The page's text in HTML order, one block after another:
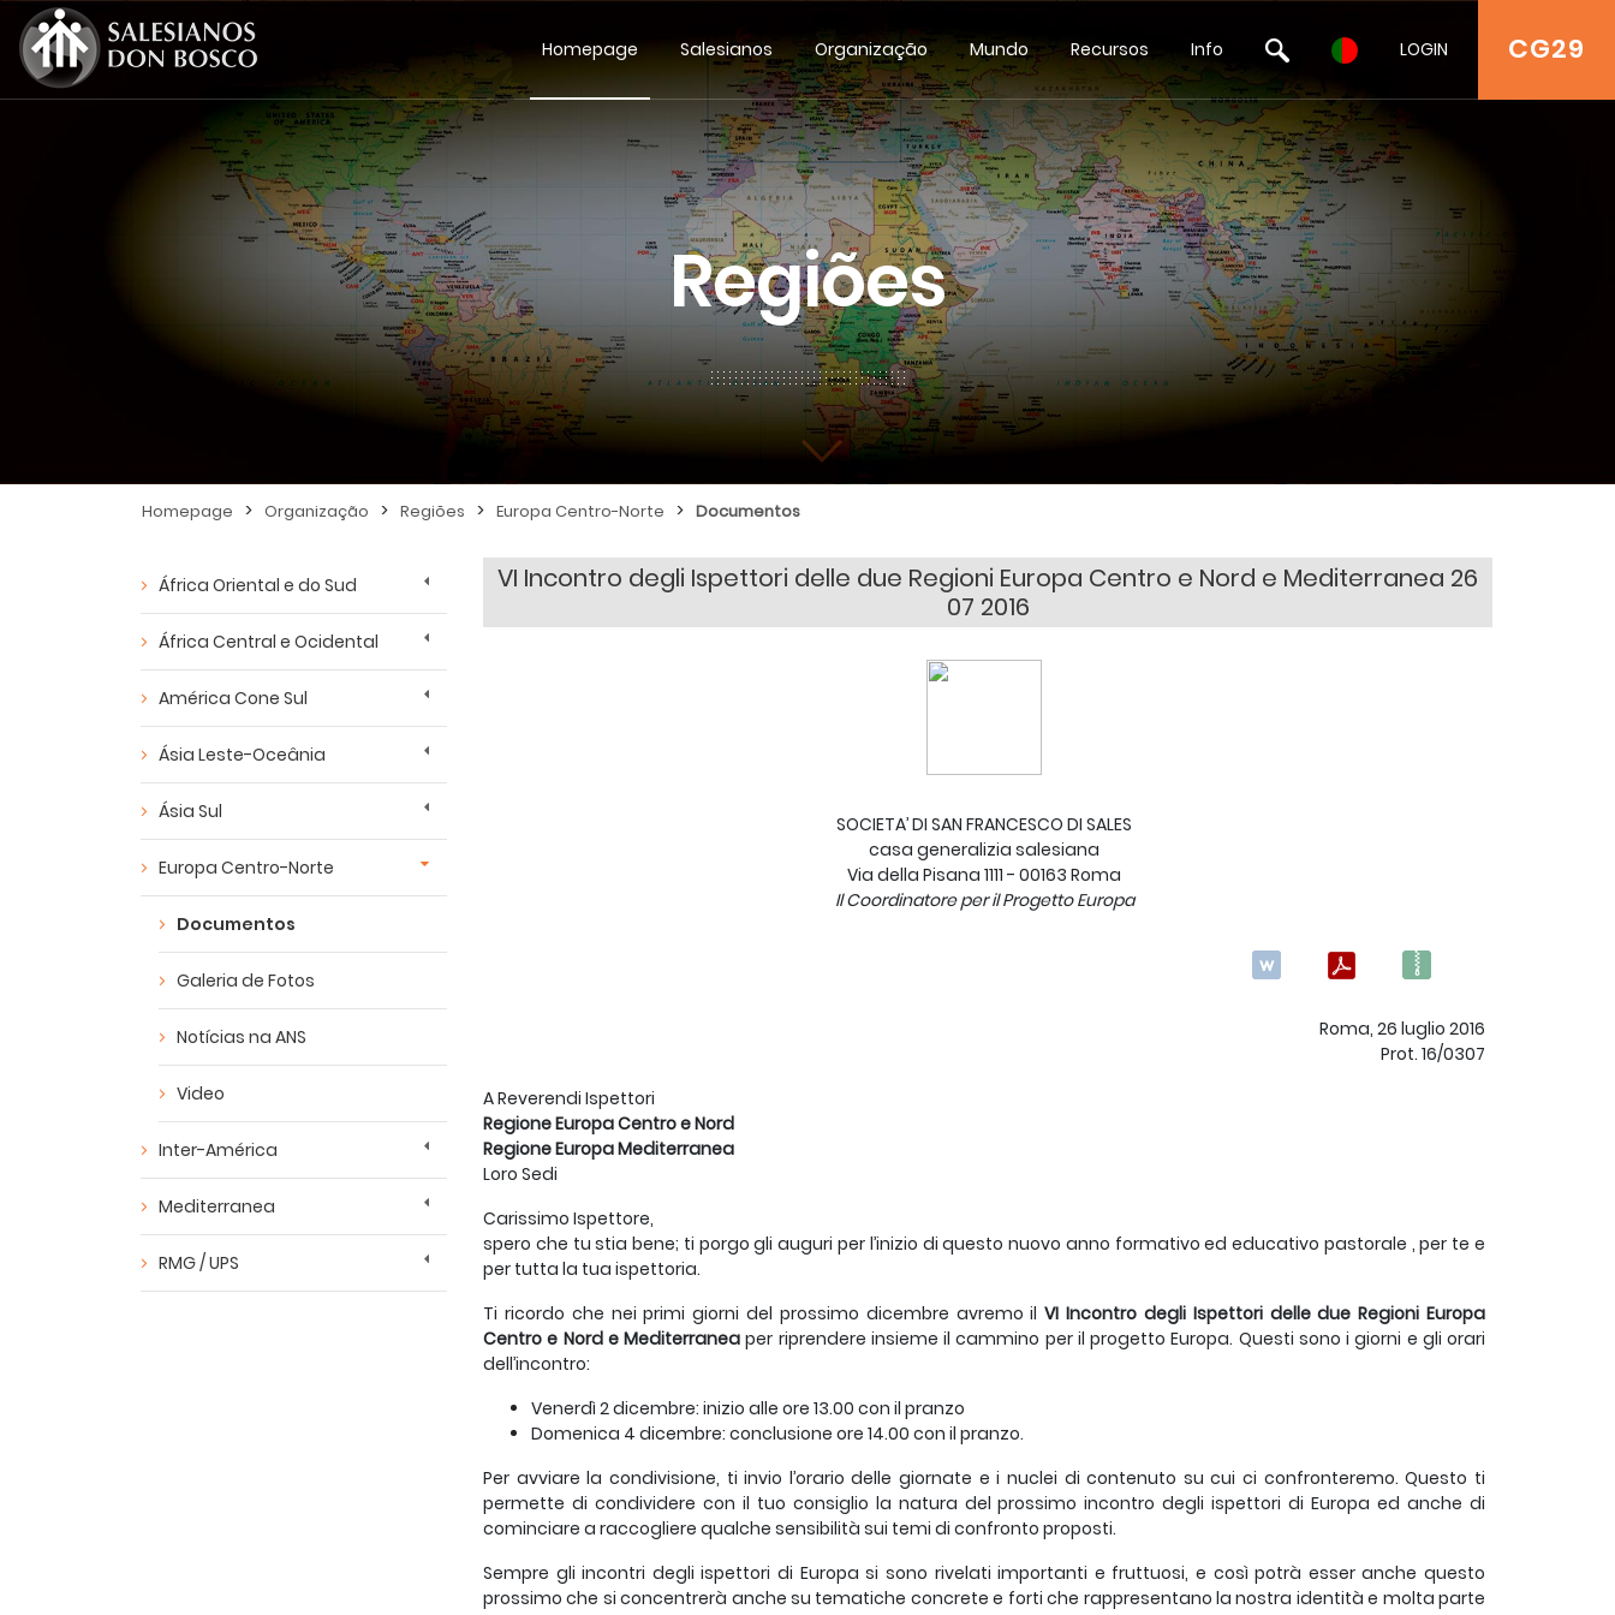
CG29
Homepage Salesianos Organização Mundo Recursos Info LOGIN
Regiões
Homepage > Organização > Regiões > Europa Centro-Norte > Documentos
África Oriental e do Sud
África Central e Ocidental
América Cone Sul
Ásia Leste-Oceânia
Ásia Sul
Europa Centro-Norte
Documentos
Galeria de Fotos
Notícias na ANS
Video
Inter-América
Mediterranea
RMG / UPS
VI Incontro degli Ispettori delle due Regioni Europa Centro e Nord e Mediterranea 26
07 2016
SOCIETA’ DI SAN FRANCESCO DI SALES
casa generalizia salesiana
Via della Pisana 1111 - 00163 Roma
Il Coordinatore per il Progetto Europa
Roma, 26 luglio 2016
Prot. 16/0307
A Reverendi Ispettori
Regione Europa Centro e Nord
Regione Europa Mediterranea
Loro Sedi
Carissimo Ispettore,
spero che tu stia bene; ti porgo gli auguri per l’inizio di questo nuovo anno formativo ed educativo pastorale , per te e
per tutta la tua ispettoria.
Ti ricordo che nei primi giorni del prossimo dicembre avremo ilVI Incontro degli Ispettori delle due Regioni Europa
Centro e Nord e Mediterranea per riprendere insieme il cammino per il progetto Europa. Questi sono i giorni e gli orari
dell’incontro:
Venerdì 2 dicembre: inizio alle ore 13.00 con il pranzo
Domenica 4 dicembre: conclusione ore 14.00 con il pranzo.
Per avviare la condivisione, ti invio l’orario delle giornate e i nuclei di contenuto su cui ci confronteremo. Questo ti
permette di condividere con il tuo consiglio la natura del prossimo incontro degli ispettori di Europa ed anche di
cominciare a raccogliere qualche sensibilità sui temi di confronto proposti.
Sempre gli incontri degli ispettori di Europa si sono rivelati importanti e fruttuosi, e così potrà esser anche questo
prossimo che si concentrerà anche su tematiche concrete e forti che rappresentano la nostra identità e molta parte